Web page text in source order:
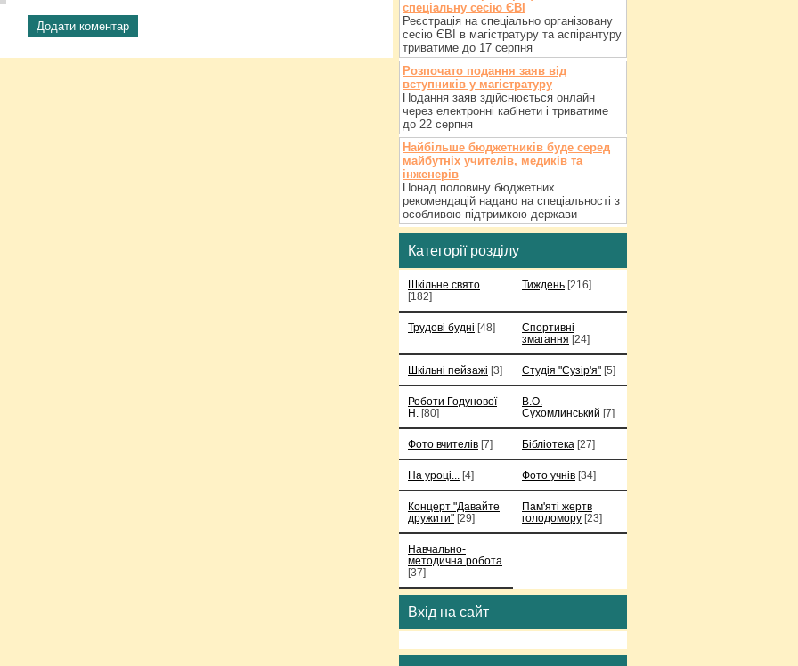
спеціальну сесію ЄВІ
Реєстрація на спеціально організовану
сесію ЄВІ в магістратуру та аспірантуру
триватиме до 17 серпня
Розпочато подання заяв від
вступників у магістратуру
Подання заяв здійснюється онлайн
через електронні кабінети і триватиме
до 22 серпня
Найбільше бюджетників буде серед
майбутніх учителів, медиків та
інженерів
Понад половину бюджетних
рекомендацій надано на спеціальності з
особливою підтримкою держави
Категорії розділу
Шкільне свято
[182]
Тиждень [216]
Трудові будні [48]
Спортивні
змагання [24]
Шкільні пейзажі [3] Студія "Сузір'я" [5]
Роботи Годунової
Н. [80]
В.О.
Сухомлинський [7]
Фото вчителів [7] Бібліотека [27]
На уроці... [4] Фото учнів [34]
Концерт "Давайте
дружити" [29]
Пам'яті жертв
голодомору [23]
Навчально-
методична робота
[37]
Вхід на сайт